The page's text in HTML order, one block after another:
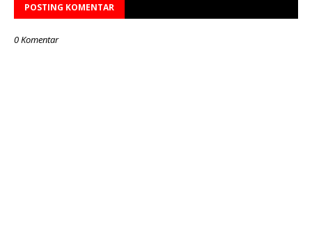
POSTING KOMENTAR
0 Komentar